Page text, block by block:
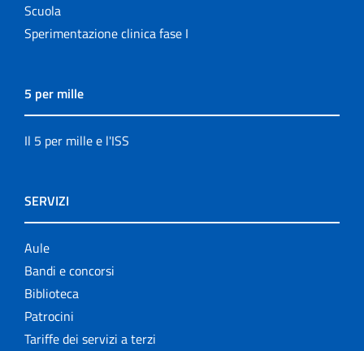
Scuola
Sperimentazione clinica fase I
5 per mille
Il 5 per mille e l'ISS
SERVIZI
Aule
Bandi e concorsi
Biblioteca
Patrocini
Tariffe dei servizi a terzi